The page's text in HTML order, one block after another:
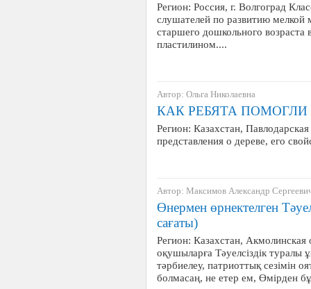
Регион: Россия, г. Волгоград
слушателей по развитию мелкой
старшего дошкольного возраста
пластилином....
Автор: Ольга Николаевна
КАК РЕБЯТА
Регион: Казахстан,
представления о дереве, его
Автор: Максимов Александр
Өнермен өрнектелген
сағаты)
Регион: Казахстан,
оқушыларға Тәуелсіздік туралы
тәрбиелеу, патриоттық сезімін
болмасаң, не етер ем, Өмірден